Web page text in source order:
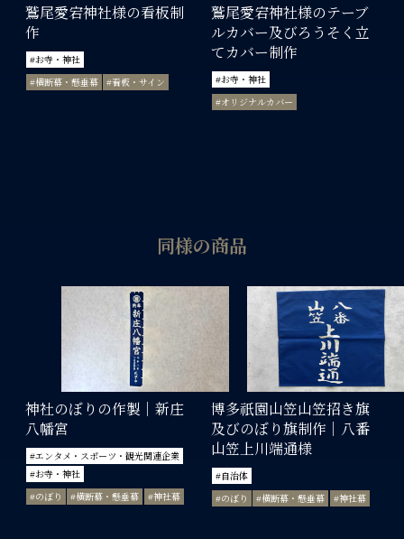
鷲尾愛宕神社様の看板制
作
#お寺・神社
#横断幕・懸垂幕
#看板・サイン
鷲尾愛宕神社様のテーブ
ルカバー及びろうそく立
てカバー制作
#お寺・神社
#オリジナルカバー
同様の商品
神社のぼりの作製｜新庄
八幡宮
#エンタメ・スポーツ・観光関連企業
#お寺・神社
#のぼり
#横断幕・懸垂幕 #神社幕
博多祇園山笠山笠招き旗
及びのぼり旗制作｜八番
山笠上川端通様
#自治体
#のぼり
#横断幕・懸垂幕 #神社幕